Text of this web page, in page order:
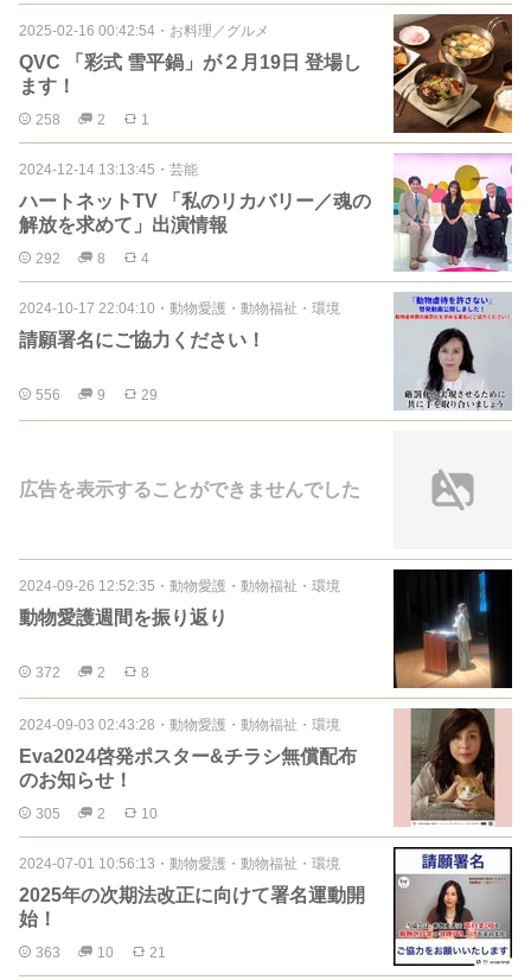
2025-02-16 00:42:54 ・ お料理／グルメ
QVC 「彩式 雪平鍋」が２月19日 登場し
ます！
258 2 1
2024-12-14 13:13:45 ・ 芸能
ハートネットTV 「私のリカバリー／魂の
解放を求めて」出演情報
292 8 4
2024-10-17 22:04:10 ・ 動物愛護・動物福祉・環境
請願署名にご協力ください！
556 9 29
広告を表示することができませんでした
2024-09-26 12:52:35 ・ 動物愛護・動物福祉・環境
動物愛護週間を振り返り
372 2 8
2024-09-03 02:43:28 ・ 動物愛護・動物福祉・環境
Eva2024啓発ポスター&チラシ無償配布
のお知らせ！
305 2 10
2024-07-01 10:56:13 ・ 動物愛護・動物福祉・環境
2025年の次期法改正に向けて署名運動開
始！
363 10 21